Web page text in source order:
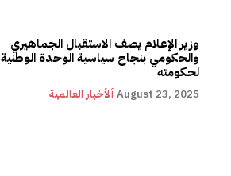
وزير الإعلام يصف الاستقبال الجماهيري
والحكومي بنجاح سياسية الوحدة الوطنية
لحكومته
ألأخبار العالمية August 23, 2025